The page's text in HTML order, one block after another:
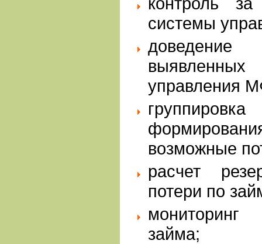
системы
управления
возможные
расчет
потери по
займа;